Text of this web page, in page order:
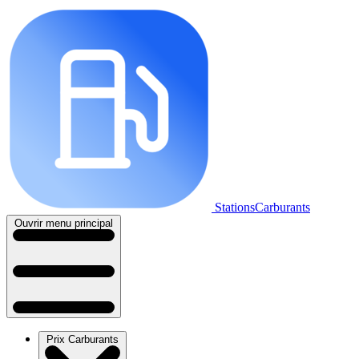
StationsCarburants
Ouvrir menu principal
Prix Carburants